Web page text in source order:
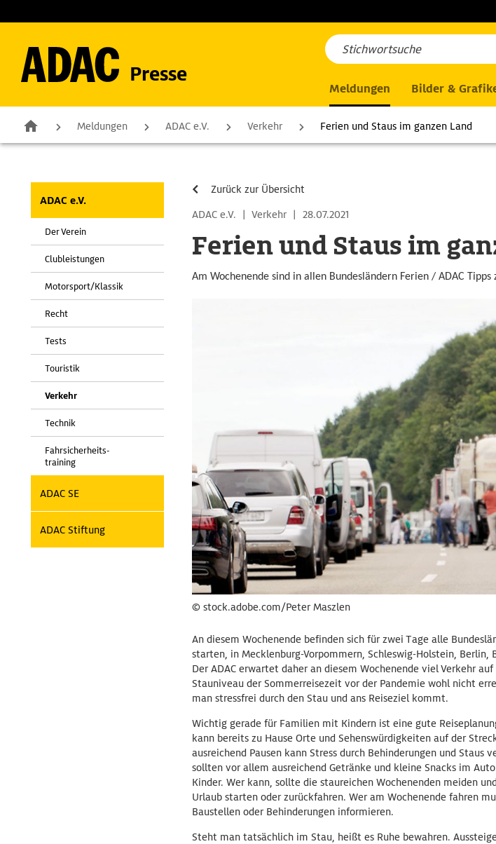
Presse
Meldungen Bilder &
Meldungen ADAC e.V. Verkehr Ferien und Staus im ganzen Land
ADAC e.V.
Der Verein
Clubleistungen
Motorsport/Klassik
Recht
Tests
Touristik
Verkehr
Technik
Fahrsicherheits-
training
ADAC SE
ADAC Stiftung
Zurück zur Übersicht
ADAC e.V.
| Verkehr | 28.07.2021
Ferien und Staus im
Am Wochenende sind in allen Bundesländern Ferien / ADAC
© stock.adobe.com/Peter Maszlen
An diesem Wochenende befinden sich für zwei Tage alle
starten, in Mecklenburg-Vorpommern, Schleswig-Holstein, Berlin,
Der ADAC erwartet daher an diesem Wochenende viel Verkehr
Stauniveau der Sommerreisezeit vor der Pandemie wohl nicht
man stressfrei durch den Stau und ans Reiseziel kommt.
Wichtig gerade für Familien mit Kindern ist eine gute
kann bereits zu Hause Orte und Sehenswürdigkeiten auf der
ausreichend Pausen kann Stress durch Behinderungen und
sollten vor allem ausreichend Getränke und kleine Snacks im
Kinder. Wer kann, sollte die staureichen Wochenenden meiden
Urlaub starten oder zurückfahren. Wer am Wochenende fahren
Baustellen oder Behinderungen informieren.
Steht man tatsächlich im Stau, heißt es Ruhe bewahren.